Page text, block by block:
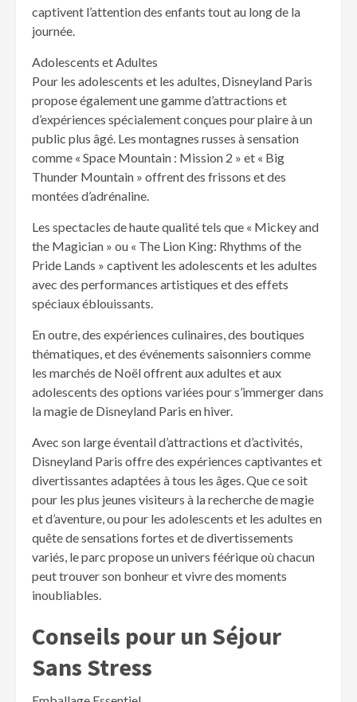
captivent l’attention des enfants tout au long de la
journée.
Adolescents et Adultes
Pour les adolescents et les adultes, Disneyland Paris
propose également une gamme d’attractions et
d’expériences spécialement conçues pour plaire à un
public plus âgé. Les montagnes russes à sensation
comme « Space Mountain : Mission 2 » et « Big
Thunder Mountain » offrent des frissons et des
montées d’adrénaline.
Les spectacles de haute qualité tels que « Mickey and
the Magician » ou « The Lion King: Rhythms of the
Pride Lands » captivent les adolescents et les adultes
avec des performances artistiques et des effets
spéciaux éblouissants.
En outre, des expériences culinaires, des boutiques
thématiques, et des événements saisonniers comme
les marchés de Noël offrent aux adultes et aux
adolescents des options variées pour s’immerger dans
la magie de Disneyland Paris en hiver.
Avec son large éventail d’attractions et d’activités,
Disneyland Paris offre des expériences captivantes et
divertissantes adaptées à tous les âges. Que ce soit
pour les plus jeunes visiteurs à la recherche de magie
et d’aventure, ou pour les adolescents et les adultes en
quête de sensations fortes et de divertissements
variés, le parc propose un univers féérique où chacun
peut trouver son bonheur et vivre des moments
inoubliables.
Conseils pour un Séjour
Sans Stress